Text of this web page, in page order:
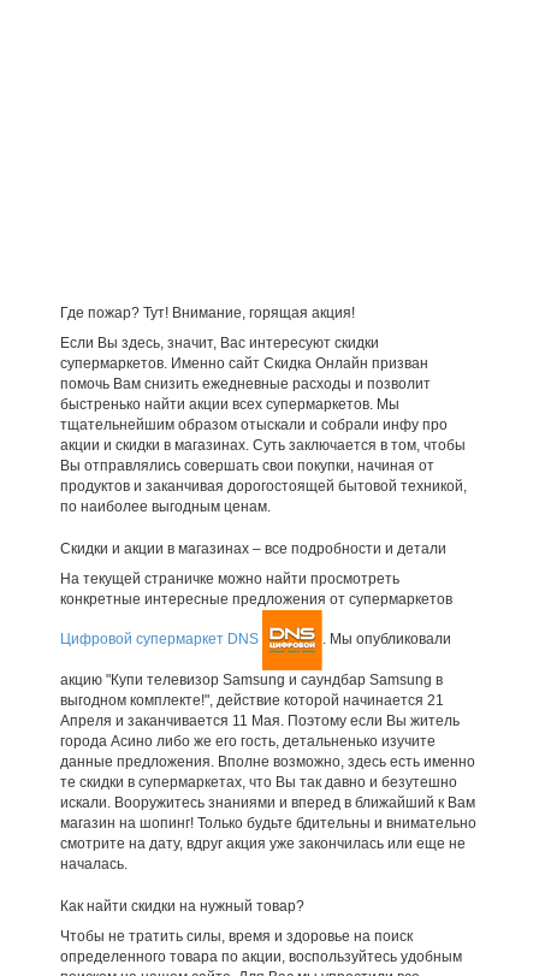
Где пожар? Тут! Внимание, горящая акция!
Если Вы здесь, значит, Вас интересуют скидки
супермаркетов. Именно сайт Скидка Онлайн призван
помочь Вам снизить ежедневные расходы и позволит
быстренько найти акции всех супермаркетов. Мы
тщательнейшим образом отыскали и собрали инфу про
акции и скидки в магазинах. Суть заключается в том, чтобы
Вы отправлялись совершать свои покупки, начиная от
продуктов и заканчивая дорогостоящей бытовой техникой,
по наиболее выгодным ценам.
Скидки и акции в магазинах – все подробности и детали
На текущей страничке можно найти просмотреть
конкретные интересные предложения от супермаркетов
Цифровой супермаркет DNS . Мы опубликовали
акцию "Купи телевизор Samsung и саундбар Samsung в
выгодном комплекте!", действие которой начинается 21
Апреля и заканчивается 11 Мая. Поэтому если Вы житель
города Асино либо же его гость, детальненько изучите
данные предложения. Вполне возможно, здесь есть именно
те скидки в супермаркетах, что Вы так давно и безутешно
искали. Вооружитесь знаниями и вперед в ближайший к Вам
магазин на шопинг! Только будьте бдительны и внимательно
смотрите на дату, вдруг акция уже закончилась или еще не
началась.
Как найти скидки на нужный товар?
Чтобы не тратить силы, время и здоровье на поиск
определенного товара по акции, воспользуйтесь удобным